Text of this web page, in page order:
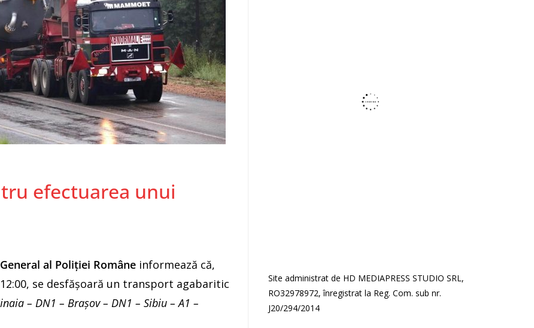
efectuarea unui
al Poliției Române informează că,
se desfășoară un transport agabaritic
– DN1 – Brașov – DN1 – Sibiu – A1 –
Site administrat de HD MEDIAPRESS STUDIO SRL,
RO32978972, înregistrat la Reg. Com. sub nr.
J20/294/2014